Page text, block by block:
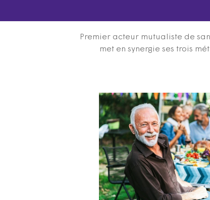
Premier acteur mutualiste de
met en synergie ses trois